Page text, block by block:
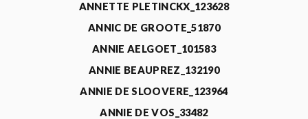
ANNETTE PLETINCKX_123628
ANNIC DE GROOTE_51870
ANNIE AELGOET_101583
ANNIE BEAUPREZ_132190
ANNIE DE SLOOVERE_123964
ANNIE DE VOS_33482